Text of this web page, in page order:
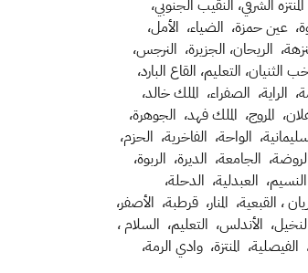
الشرقي، النقيب الجنوبي،
عين حمزة، الضياء، الأمل،
الريحان، الجزيرة، النرجس،
الثنيان، التعليم، القاع البارد،
الراية، الصفراء، الملك خالد،
المروج، الملك فهد، الجوهرة،
الواحة، الفاخرية، الحزم،
الجامعة، الديرة، الربوة،
العبدلية، الدحلة،
، القبعية، المنار، قرطبة، الأصفر،
الأندلس، التعليم، السلام ،
المنتزة، وادي الرمة،